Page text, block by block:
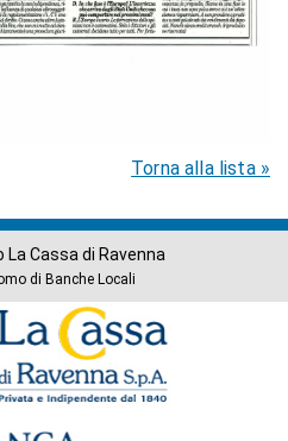
Torna alla lista »
La Cassa di Ravenna
di Banche Locali